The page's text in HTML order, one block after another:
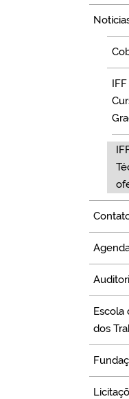
Escola
dos